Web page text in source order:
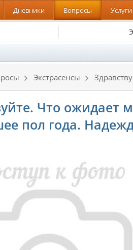
Дневники Вопросы Услуги
Экстрасенсы
Что ожидает
пол года.